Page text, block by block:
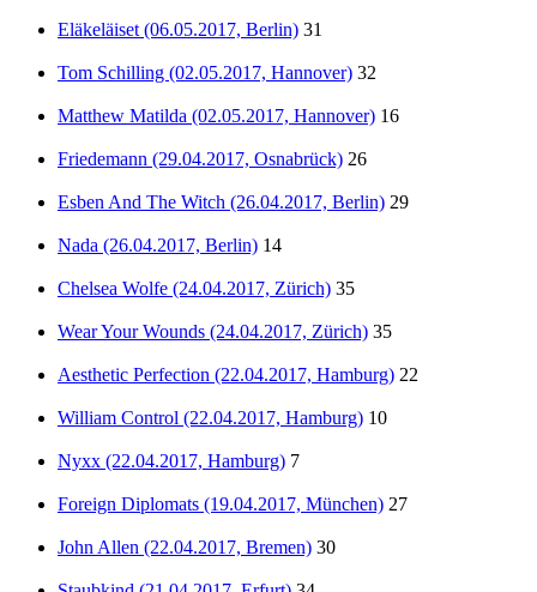
Eläkeläiset (06.05.2017, Berlin) 31
Tom Schilling (02.05.2017, Hannover) 32
Matthew Matilda (02.05.2017, Hannover) 16
Friedemann (29.04.2017, Osnabrück) 26
Esben And The Witch (26.04.2017, Berlin) 29
Nada (26.04.2017, Berlin) 14
Chelsea Wolfe (24.04.2017, Zürich) 35
Wear Your Wounds (24.04.2017, Zürich) 35
Aesthetic Perfection (22.04.2017, Hamburg) 22
William Control (22.04.2017, Hamburg) 10
Nyxx (22.04.2017, Hamburg) 7
Foreign Diplomats (19.04.2017, München) 27
John Allen (22.04.2017, Bremen) 30